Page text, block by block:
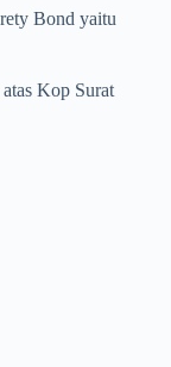
Bond yaitu
Kop Surat